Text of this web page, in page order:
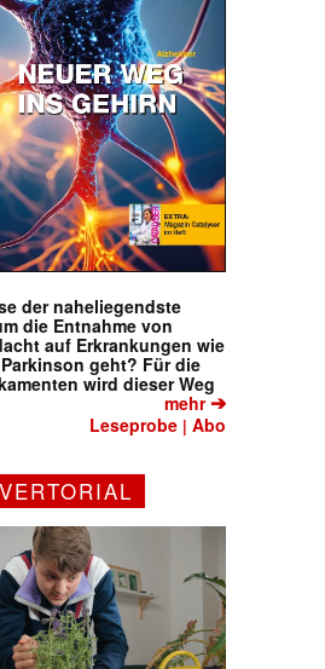
der naheliegendste
die Entnahme von
auf Erkrankungen wie
geht? Für die
wird dieser Weg
mehr➔
Leseprobe |Abo